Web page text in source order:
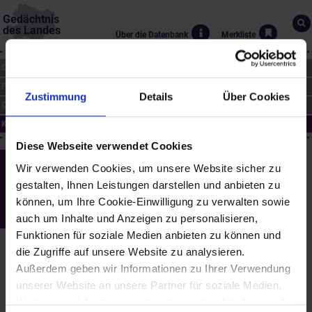
Zustimmung Details Über Cookies
Diese Webseite verwendet Cookies
Wir verwenden Cookies, um unsere Website sicher zu
gestalten, Ihnen Leistungen darstellen und anbieten zu
können, um Ihre Cookie-Einwilligung zu verwalten sowie
auch um Inhalte und Anzeigen zu personalisieren,
Funktionen für soziale Medien anbieten zu können und
die Zugriffe auf unsere Website zu analysieren.
Außerdem geben wir Informationen zu Ihrer Verwendung
unserer Website an unsere Partner für soziale Medien,
Werbung und Analysen weiter, die auch in Ländern sind,
Gedächtnis
des Landes
Über die Datenbank Merkliste
KUNST
St. Pölten - "Emet-Met", Leuchtobjekt bei
der Synagoge
(1991 bis 1993)
Peter Daniel (*1963)
Der Künstler beschäftigt sich mit Sprache und formt sie zu
poetischen Neon-Buchstaben-Plastiken. Seine Arbeit steht also
zwischen Literatur und bildender Kunst. Bei der Synagoge in St.
Pölten hat Peter Daniel ein Objekt aus Neonleuchtröhren mit den